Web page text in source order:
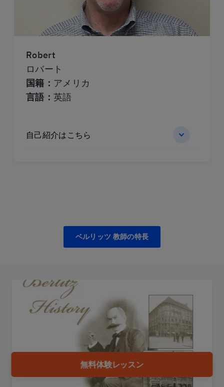
Robert
ロバート
国籍： アメリカ
言語： 英語
自己紹介はこちら
ベルリッツ 教師の特長
無料体験レッスン